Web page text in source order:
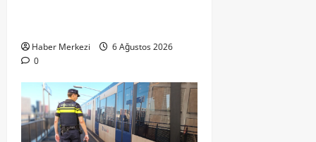
Haber Merkezi
6 Ağustos 2026
0